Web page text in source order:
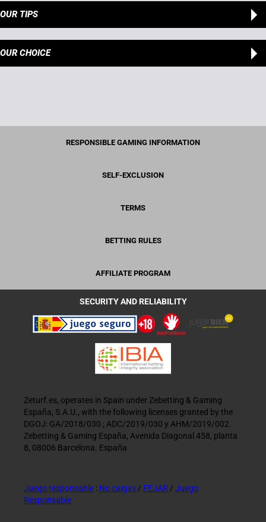
OUR TIPS
OUR CHOICE
RESPONSIBLE GAMING INFORMATION
SELF-EXCLUSION
TERMS
BETTING RULES
AFFILIATE PROGRAM
SECURITY AND RELIABILITY
Zeturf.es, operates in Spain under Zebetting & Gaming
España, S.A.U., with the following licenses granted by the
DGOJ: GA/2018/030 ; ADC/2019/030 y AHM/2019/002.
Zebetting & Gaming España, Avenida Diagonal 458, planta
8, 08006 Barcelona. España
Juego responsable : No caigas / FEJAR / Juego
Responsable